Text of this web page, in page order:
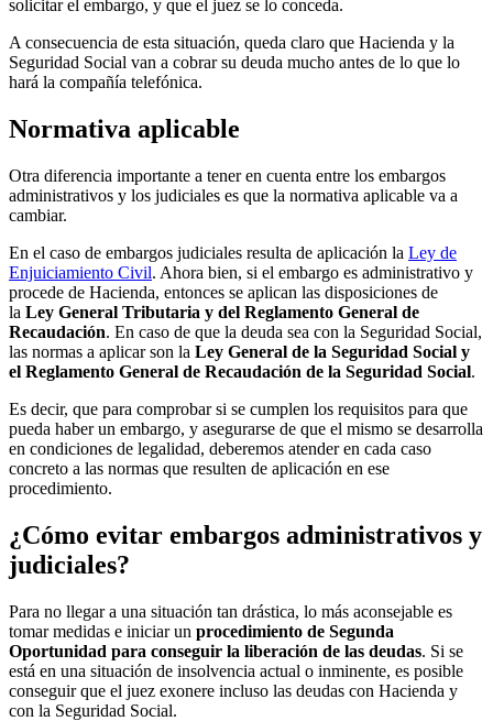
solicitar el embargo, y que el juez se lo conceda.
A consecuencia de esta situación, queda claro que Hacienda y la
Seguridad Social van a cobrar su deuda mucho antes de lo que lo
hará la compañía telefónica.
Normativa aplicable
Otra diferencia importante a tener en cuenta entre los embargos
administrativos y los judiciales es que la normativa aplicable va a
cambiar.
En el caso de embargos judiciales resulta de aplicación la Ley de
Enjuiciamiento Civil. Ahora bien, si el embargo es administrativo y
procede de Hacienda, entonces se aplican las disposiciones de
la Ley General Tributaria y del Reglamento General de
Recaudación. En caso de que la deuda sea con la Seguridad Social,
las normas a aplicar son la Ley General de la Seguridad Social y
el Reglamento General de Recaudación de la Seguridad Social.
Es decir, que para comprobar si se cumplen los requisitos para que
pueda haber un embargo, y asegurarse de que el mismo se desarrolla
en condiciones de legalidad, deberemos atender en cada caso
concreto a las normas que resulten de aplicación en ese
procedimiento.
¿Cómo evitar embargos administrativos y
judiciales?
Para no llegar a una situación tan drástica, lo más aconsejable es
tomar medidas e iniciar un procedimiento de Segunda
Oportunidad para conseguir la liberación de las deudas. Si se
está en una situación de insolvencia actual o inminente, es posible
conseguir que el juez exonere incluso las deudas con Hacienda y
con la Seguridad Social.